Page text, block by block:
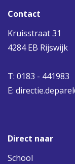
Contact
Kruisstraat 31
4284 EB Rijswijk
T: 0183 - 441983
E:
Direct naar
School